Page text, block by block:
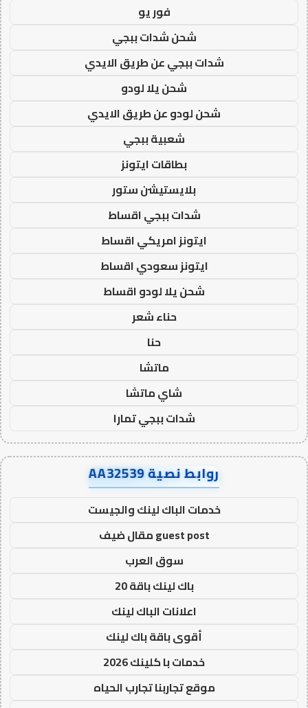
فور يو
شحن شدات ببجي
شدات ببجي عن طريق الايدي
شحن يلا لودو
شحن لودو عن طريق الايدي
شعبية ببجي
بطاقات ايتونز
بلايستيشن ستور
شدات ببجي اقساط
ايتونز امريكي اقساط
ايتونز سعودي اقساط
شحن يلا لودو اقساط
حناء شعر
حنا
ماتشا
شاي ماتشا
شدات ببجي تمارا
روابط نصية AA32539
خدمات الباك لينك والجيست
guest post مقال ضيف
سوق العرب
باك لينك باقة 20
اعلانات الباك لينك
أقوى باقة باك لينك
خدمات با كلينك 2026
موقع تجاربنا تجارب الحياه